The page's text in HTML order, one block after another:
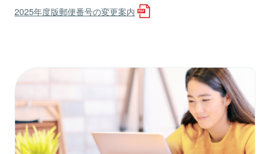
2025年度版郵便番号の変更案内